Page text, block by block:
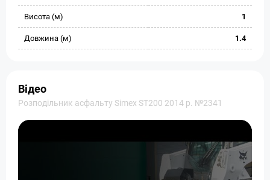
Висота (м) 1
Довжина (м) 1.4
Відео
Розподільник асфальту Simex ST200 2014 р. №2341